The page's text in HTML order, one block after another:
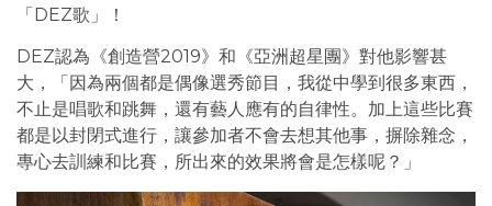
「DEZ歌」！
DEZ認為《創造營2019》和《亞洲超星團》對他影響甚
大，「因為兩個都是偶像選秀節目，我從中學到很多東西，
不止是唱歌和跳舞，還有藝人應有的自律性。加上這些比賽
都是以封閉式進行，讓參加者不會去想其他事，摒除雜念，
專心去訓練和比賽，所出來的效果將會是怎樣呢？」